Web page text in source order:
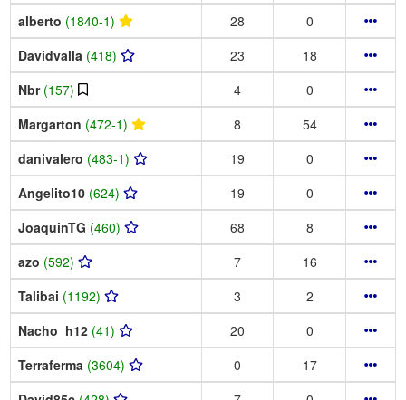
alberto (1840-1) 28
0
Davidvalla (418) 23
18
Nbr (157) 4
0
Margarton (472-1) 8
54
danivalero (483-1) 19
0
Angelito10 (624) 19
0
JoaquinTG (460) 68
8
azo (592) 7
16
Talibai (1192) 3
2
Nacho_h12 (41) 20
0
Terraferma (3604) 0
17